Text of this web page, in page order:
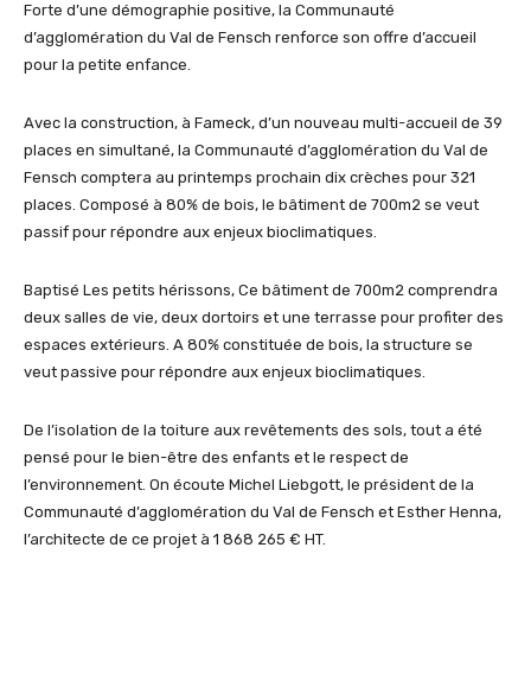
Forte d’une démographie positive, la Communauté
d’agglomération du Val de Fensch renforce son offre d’accueil
pour la petite enfance.
Avec la construction, à Fameck, d’un nouveau multi-accueil de 39
places en simultané, la Communauté d’agglomération du Val de
Fensch comptera au printemps prochain dix crèches pour 321
places. Composé à 80% de bois, le bâtiment de 700m2 se veut
passif pour répondre aux enjeux bioclimatiques.
Baptisé Les petits hérissons, Ce bâtiment de 700m2 comprendra
deux salles de vie, deux dortoirs et une terrasse pour profiter des
espaces extérieurs. A 80% constituée de bois, la structure se
veut passive pour répondre aux enjeux bioclimatiques.
De l’isolation de la toiture aux revêtements des sols, tout a été
pensé pour le bien-être des enfants et le respect de
l’environnement. On écoute Michel Liebgott, le président de la
Communauté d’agglomération du Val de Fensch et Esther Henna,
l’architecte de ce projet à 1 868 265 € HT.